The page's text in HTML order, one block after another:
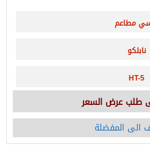
مطاعم
نابلكو
HT-5
طلب عرض السعر
الى المفضلة